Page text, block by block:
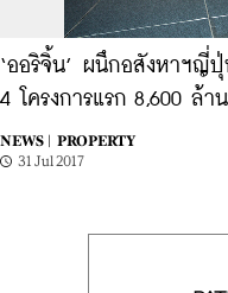
‘ออริจิ้น’ ผนึกอสังหาฯญี่ปุ่
4 โครงการแรก 8,600 ล้า
NEWS |
PROPERTY
31 Jul 2017